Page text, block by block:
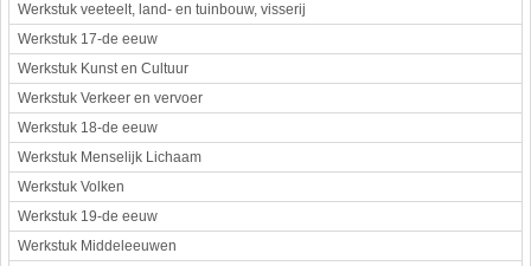
Werkstuk veeteelt, land- en tuinbouw, visserij
Werkstuk 17-de eeuw
Werkstuk Kunst en Cultuur
Werkstuk Verkeer en vervoer
Werkstuk 18-de eeuw
Werkstuk Menselijk Lichaam
Werkstuk Volken
Werkstuk 19-de eeuw
Werkstuk Middeleeuwen